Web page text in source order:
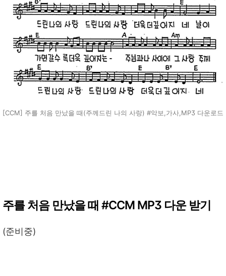
[CCM] 주를 처음 만났을 때(주께드린 나의 사랑) #악보,가사,MP3 다운로드
주를 처음 만났을 때 #CCM MP3 다운 받기
(준비중)